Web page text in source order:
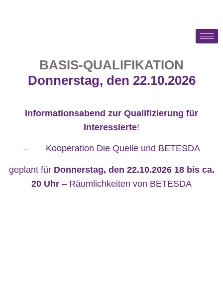
BASIS-QUALIFIKATION
Donnerstag, den 22.10.2026
Informationsabend zur Qualifizierung für
Interessierte!
– Kooperation Die Quelle und BETESDA
geplant für Donnerstag, den 22.10.2026 18 bis ca.
20 Uhr – Räumlichkeiten von BETESDA